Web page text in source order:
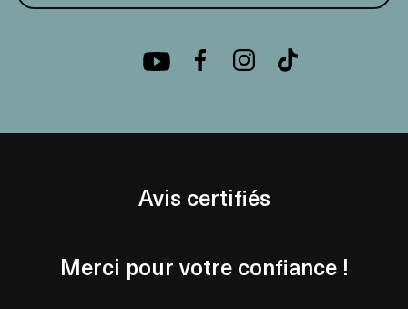
Avis certifiés
Merci pour votre confiance !